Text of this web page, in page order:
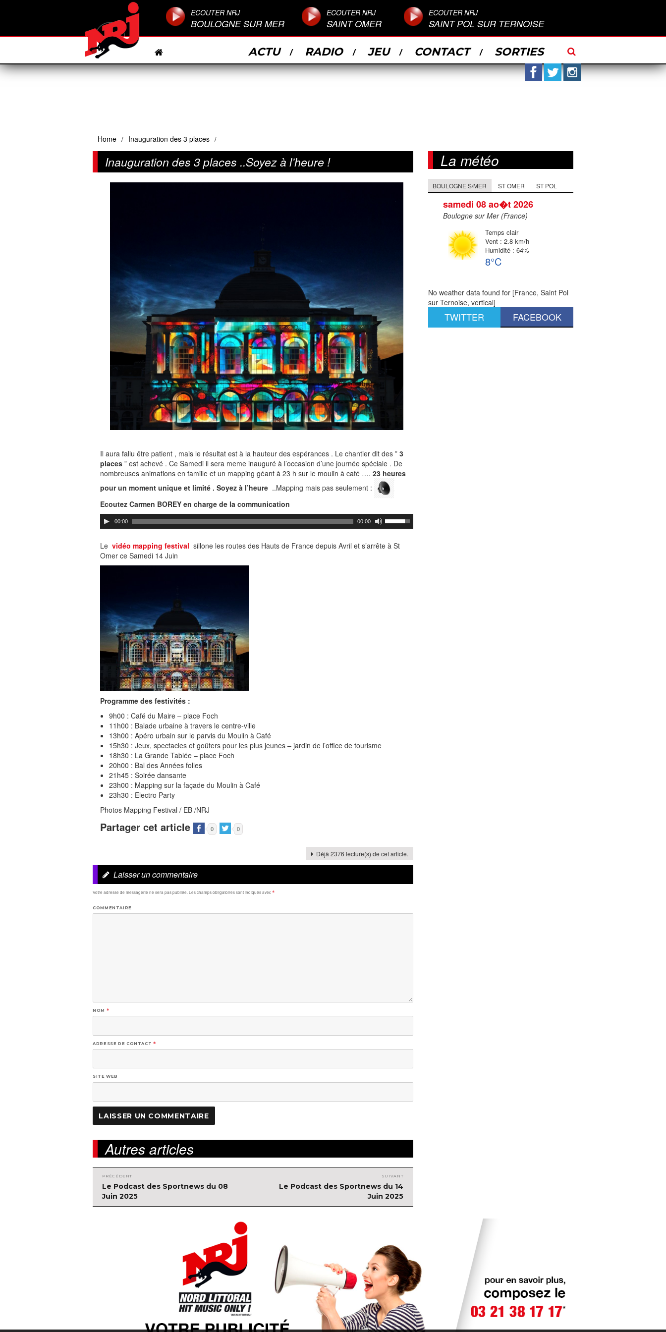
ECOUTER NRJ
BOULOGNE SUR MER
ECOUTER NRJ
SAINT OMER
ECOUTER NRJ
SAINT POL SUR TERNOISE
ACTU RADIO JEU CONTACT SORTIES
Facebook
TwitterInstagram
Home / Inauguration des 3 places /
Inauguration des 3 places ..Soyez à l’heure !
Il aura fallu être patient , mais le résultat est à la hauteur des espérances . Le chantier dit des ” 3
places ” est achevé . Ce Samedi il sera meme inauguré à l’occasion d’une journée spéciale . De
nombreuses animations en famille et un mapping géant à 23 h sur le moulin à café …. 23 heures
pour un moment unique et limité . Soyez à l’heure ..Mapping mais pas seulement :
Ecoutez Carmen BOREY en charge de la communication
00:00 00:00
Le vidéo mapping festival sillone les routes des Hauts de France depuis Avril et s’arrête à St
Omer ce Samedi 14 Juin
Programme des festivités :
9h00 : Café du Maire – place Foch
11h00 : Balade urbaine à travers le centre-ville
13h00 : Apéro urbain sur le parvis du Moulin à Café
15h30 : Jeux, spectacles et goûters pour les plus jeunes – jardin de l’office de tourisme
18h30 : La Grande Tablée – place Foch
20h00 : Bal des Années folles
21h45 : Soirée dansante
23h00 : Mapping sur la façade du Moulin à Café
23h30 : Electro Party
Photos Mapping Festival / EB /NRJ
Partager cet article 0 0
Déjà 2376 lecture(s) de cet article.
Laisser un commentaire
Votre adresse de messagerie ne sera pas publiée.Les champs obligatoires sont indiqués avec *
COMMENTAIRE
NOM *
ADRESSE DE CONTACT *
SITE WEB
Autres articles
Navigation
de
PRÉCÉDENT
Article
précédent :
Le Podcast des Sportnews du 08
Juin 2025
SUIVANT
ArticleLe Podcast des Sportnews du 14
Juin 2025
La météo
BOULOGNE S/MER ST OMER ST POL
samedi 08 ao�t 2026
Boulogne sur Mer (France)
Temps clair
Vent : 2.8 km/h
Humidité : 64%
8°C
No weather data found for [France, Saint Pol
sur Ternoise, vertical]
TWITTER FACEBOOK